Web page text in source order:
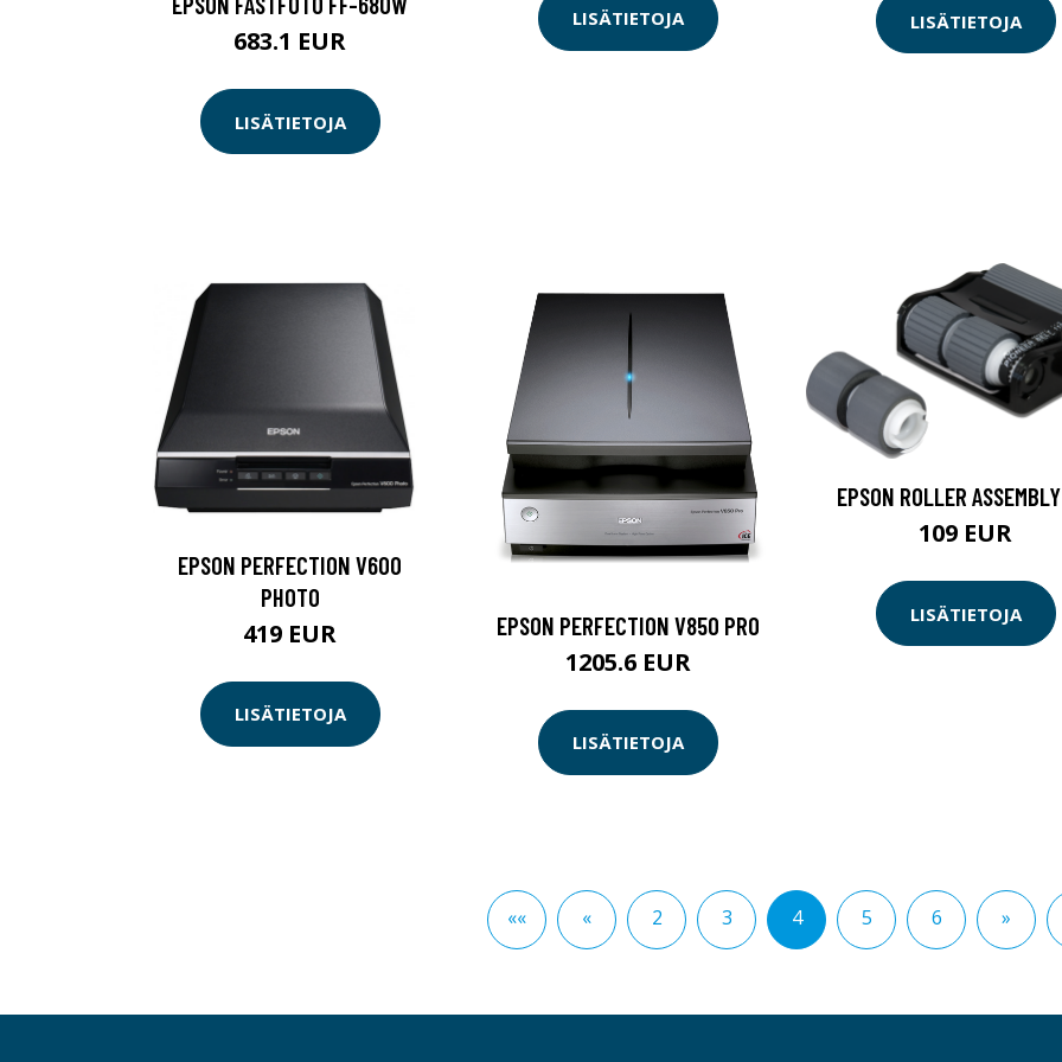
683.1 EUR
LISÄTIETOJA
LISÄTIETOJA LISÄTIETOJA
EPSON PERFECTION V600
PHOTO
419 EUR
LISÄTIETOJA
EPSON PERFECTION V850 PRO
1205.6 EUR
LISÄTIETOJA
EPSON ROLLER
109 EUR
LISÄTIETOJA
«« « 2 3 4 5 6 »